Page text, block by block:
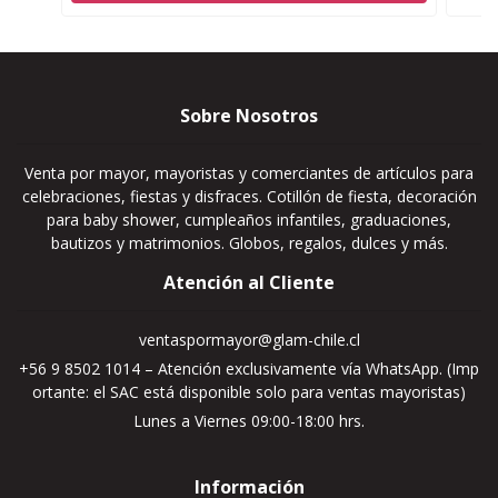
Sobre Nosotros
Venta por mayor, mayoristas y comerciantes de artículos para
celebraciones, fiestas y disfraces. Cotillón de fiesta, decoración
para baby shower, cumpleaños infantiles, graduaciones,
bautizos y matrimonios. Globos, regalos, dulces y más.
Atención al Cliente
ventaspormayor@glam-chile.cl
+56 9 8502 1014 – Atención exclusivamente vía WhatsApp. (Imp
ortante: el SAC está disponible solo para ventas mayoristas)
Lunes a Viernes 09:00-18:00 hrs.
Información